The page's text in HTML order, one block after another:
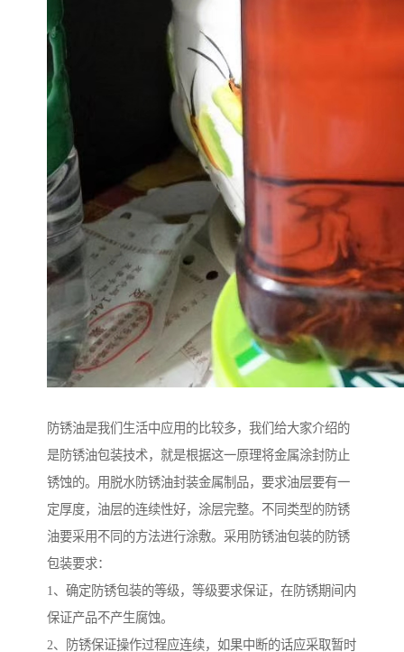
防锈油是我们生活中应用的比较多，我们给大家介绍的
是防锈油包装技术，就是根据这一原理将金属涂封防止
锈蚀的。用脱水防锈油封装金属制品，要求油层要有一
定厚度，油层的连续性好，涂层完整。不同类型的防锈
油要采用不同的方法进行涂敷。采用防锈油包装的防锈
包装要求：
1、确定防锈包装的等级，等级要求保证，在防锈期间内
保证产品不产生腐蚀。
2、防锈保证操作过程应连续，如果中断的话应采取暂时